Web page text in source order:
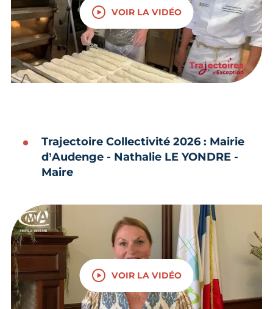
VOIR LA VIDÉO
Trajectoire Collectivité 2026 : Mairie
d’Audenge - Nathalie LE YONDRE -
Maire
VOIR LA VIDÉO